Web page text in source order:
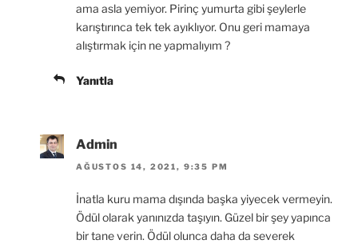
ama asla yemiyor. Pirinç yumurta gibi şeylerle
karıştırınca tek tek ayıklıyor. Onu geri mamaya
alıştırmak için ne yapmalıyım ?
Yanıtla
Admin
AĞUSTOS 14, 2021, 9:35 PM
İnatla kuru mama dışında başka yiyecek vermeyin.
Ödül olarak yanınızda taşıyın. Güzel bir şey yapınca
bir tane verin. Ödül olunca daha da severek